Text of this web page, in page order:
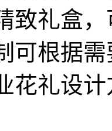
致礼盒
可根据
花礼设